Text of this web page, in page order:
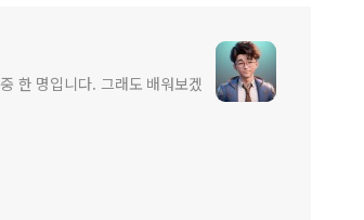
한 명입니다. 그래도 배워보겠